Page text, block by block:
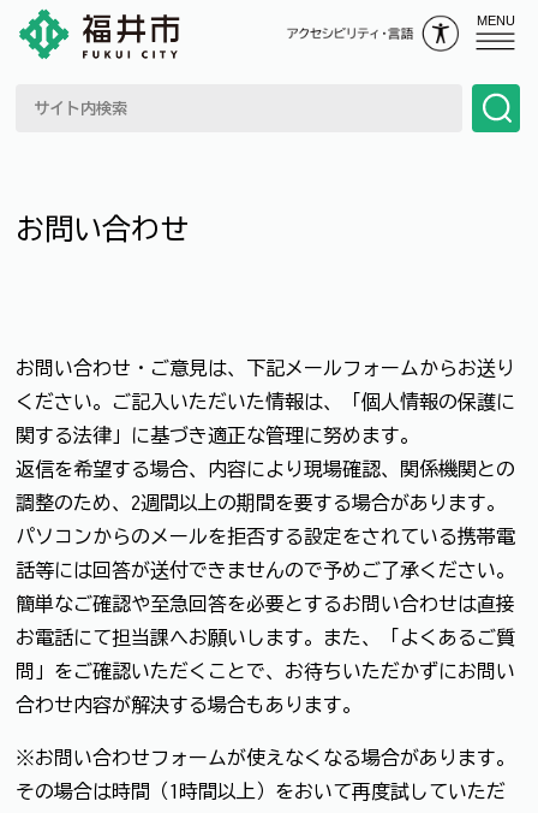
MENU
お問い合わせ
お問い合わせ・ご意見は、下記メールフォームからお送り
ください。ご記入いただいた情報は、「個人情報の保護に
関する法律」に基づき適正な管理に努めます。
返信を希望する場合、内容により現場確認、関係機関との
調整のため、2週間以上の期間を要する場合があります。
パソコンからのメールを拒否する設定をされている携帯電
話等には回答が送付できませんので予めご了承ください。
簡単なご確認や至急回答を必要とするお問い合わせは直接
お電話にて担当課へお願いします。また、「よくあるご質
問」をご確認いただくことで、お待ちいただかずにお問い
合わせ内容が解決する場合もあります。
※お問い合わせフォームが使えなくなる場合があります。
その場合は時間（1時間以上）をおいて再度試していただ